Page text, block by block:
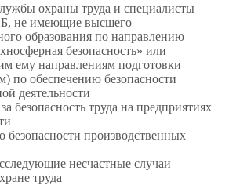
охраны труда и специалисты
не имеющие высшего
образования по направлению
безопасность» или
ему направлениям подготовки
по обеспечению безопасности
деятельности
безопасность труда на предприятиях
безопасности производственных
несчастные случаи
труда